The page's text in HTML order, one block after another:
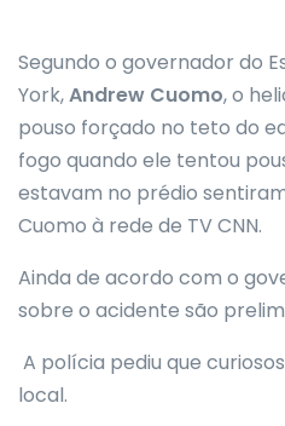
Segundo o governador do
York,Andrew Cuomo, o
pouso forçado no teto do
fogo quando ele tentou
estavam no prédio
Cuomo à rede de TV CNN.
Ainda de acordo com o
sobre o acidente são
A polícia pediu que
local.